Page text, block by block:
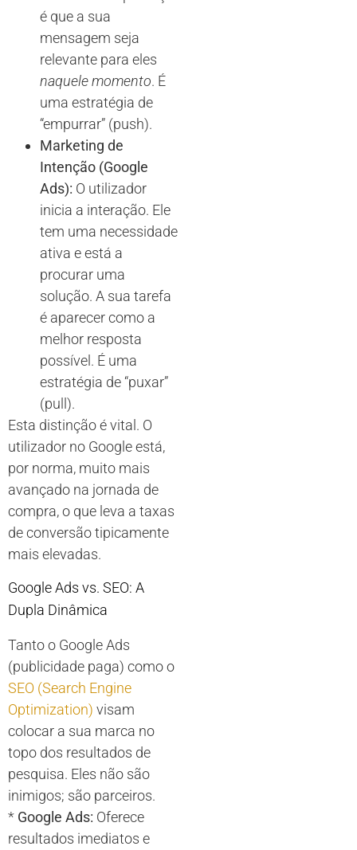
é que a sua
mensagem seja
relevante para eles
naquele momento. É
uma estratégia de
“empurrar” (push).
Marketing de
Intenção (Google
Ads): O utilizador
inicia a interação. Ele
tem uma necessidade
ativa e está a
procurar uma
solução. A sua tarefa
é aparecer como a
melhor resposta
possível. É uma
estratégia de “puxar”
(pull).
Esta distinção é vital. O
utilizador no Google está,
por norma, muito mais
avançado na jornada de
compra, o que leva a taxas
de conversão tipicamente
mais elevadas.
Google Ads vs. SEO: A
Dupla Dinâmica
Tanto o Google Ads
(publicidade paga) como o
SEO (Search Engine
Optimization) visam
colocar a sua marca no
topo dos resultados de
pesquisa. Eles não são
inimigos; são parceiros.
* Google Ads: Oferece
resultados imediatos e